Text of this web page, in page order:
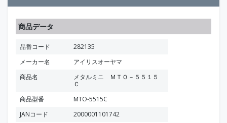
商品データ
品番コード
282135
メーカー名
アイリスオーヤマ
商品名
メタルミニ ＭＴＯ－５５１５
Ｃ
商品型番
MTO-5515C
JANコード
2000001101742